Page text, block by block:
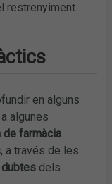
restrenyiment.
en alguns
algunes
de farmàcia.
, a través de les
dels